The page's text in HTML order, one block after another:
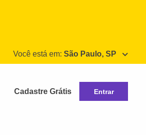
Você está em: São Paulo, SP
Cadastre Grátis Entrar